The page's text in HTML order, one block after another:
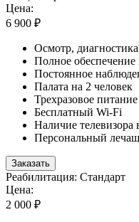
Цена:
6 900 ₽
Осмотр,
Полное
Постоянное
Палата на 2 человек
Трехразовое питание
Бесплатный Wi-Fi
Наличие телевизора
Персональный
Заказать
Реабилитация: Стандарт
Цена:
2 000 ₽